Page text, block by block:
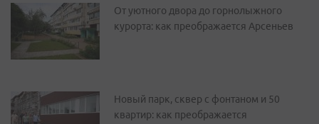
От уютного двора до горнолыжного
курорта: как преображается Арсеньев
Новый парк, сквер с фонтаном и 50
квартир: как преображается